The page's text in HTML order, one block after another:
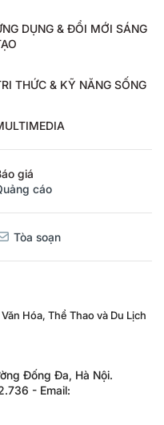
DỤNG & ĐỔI MỚI SÁNG
THỨC & KỸ NĂNG SỐNG
giá
cáo
Tòa soạn
Hóa, Thể Thao và Du Lịch
Đống Đa, Hà Nội.
- Email: